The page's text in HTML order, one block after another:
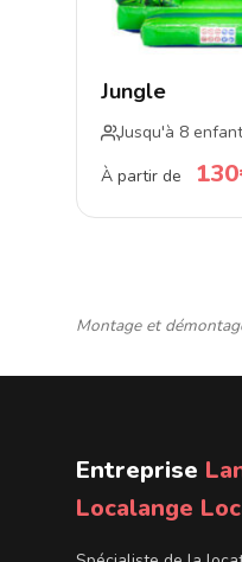
Jungle
Jusqu'à 8
À partir de
Montage et
Entreprise
Localange